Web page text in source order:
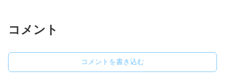
コメント
コメントを書き込む